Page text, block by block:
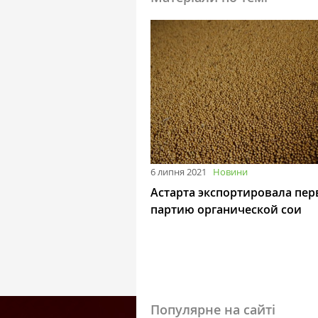
6 липня 2021 Новини
Астарта экспортировала
партию органической сои
Популярне на сайті